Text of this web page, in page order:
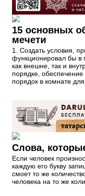
15 основных
мечети
1. Создать условия,
функционировал бы в
как внешне, так и
порядке, обеспечение
порядок в комнате
Слова,
Если человек
каждую его букву
смоет то же
человека на то же